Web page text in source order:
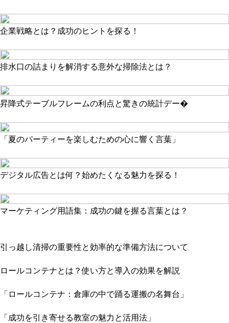
企業戦略とは？成功のヒントを探る！
排水口の詰まりを解消する意外な掃除法とは？
昇降式テーブルフレームの利点と驚きの統計デー�
「夏のパーティーを楽しむための心に響く言葉」
デジタル広告とは何？始めたくなる魅力を探る！
マーケティング用語集：成功の鍵を握る言葉とは？
引っ越し清掃の重要性と効率的な準備方法について
ロールコンテナとは？使い方と導入の効果を解説
「ロールコンテナ：倉庫の中で踊る運搬の名舞台」
「成功を引き寄せる教室の魅力と活用法」